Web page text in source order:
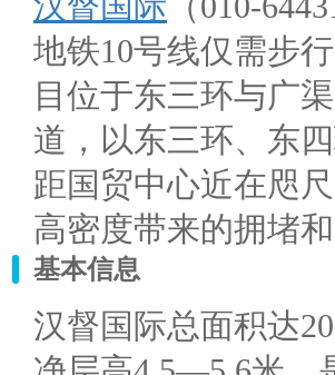
地铁10号线仅需步
目位于东三环与广
道，以东三环、东
距国贸中心近在咫
高密度带来的拥堵和
基本信息
汉督国际总面积达